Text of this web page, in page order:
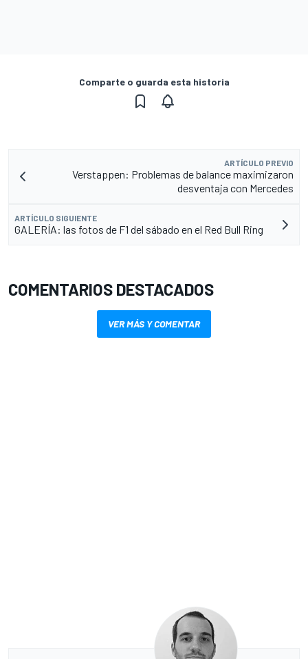
Comparte o guarda esta historia
ARTÍCULO PREVIO
Verstappen: Problemas de balance maximizaron
desventaja con Mercedes
ARTÍCULO SIGUIENTE
GALERÍA: las fotos de F1 del sábado en el Red Bull Ring
COMENTARIOS DESTACADOS
VER MÁS Y COMENTAR